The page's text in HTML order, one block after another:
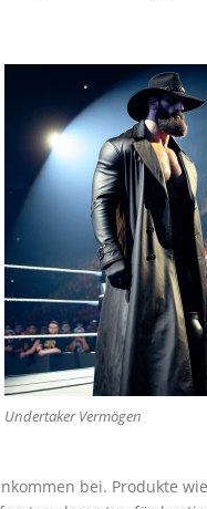
Undertaker Vermögen
bei. Produkte